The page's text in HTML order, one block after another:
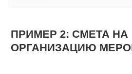
ПРИМЕР 2: СМЕТА НА
ОРГАНИЗАЦИЮ